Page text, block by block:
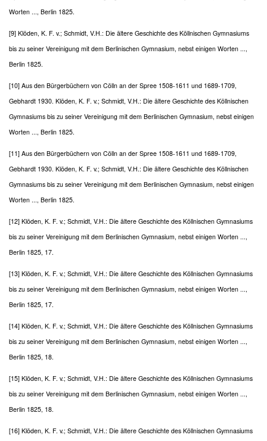
Worten ..., Berlin 1825.
[9] Klöden, K. F. v.; Schmidt, V.H.: Die ältere Geschichte des Köllnischen Gymnasiums
bis zu seiner Vereinigung mit dem Berlinischen Gymnasium, nebst einigen Worten ...,
Berlin 1825.
[10] Aus den Bürgerbüchern von Cölln an der Spree 1508-1611 und 1689-1709,
Gebhardt 1930. Klöden, K. F. v.; Schmidt, V.H.: Die ältere Geschichte des Köllnischen
Gymnasiums bis zu seiner Vereinigung mit dem Berlinischen Gymnasium, nebst einigen
Worten ..., Berlin 1825.
[11] Aus den Bürgerbüchern von Cölln an der Spree 1508-1611 und 1689-1709,
Gebhardt 1930. Klöden, K. F. v.; Schmidt, V.H.: Die ältere Geschichte des Köllnischen
Gymnasiums bis zu seiner Vereinigung mit dem Berlinischen Gymnasium, nebst einigen
Worten ..., Berlin 1825.
[12] Klöden, K. F. v.; Schmidt, V.H.: Die ältere Geschichte des Köllnischen Gymnasiums
bis zu seiner Vereinigung mit dem Berlinischen Gymnasium, nebst einigen Worten ...,
Berlin 1825, 17.
[13] Klöden, K. F. v.; Schmidt, V.H.: Die ältere Geschichte des Köllnischen Gymnasiums
bis zu seiner Vereinigung mit dem Berlinischen Gymnasium, nebst einigen Worten ...,
Berlin 1825, 17.
[14] Klöden, K. F. v.; Schmidt, V.H.: Die ältere Geschichte des Köllnischen Gymnasiums
bis zu seiner Vereinigung mit dem Berlinischen Gymnasium, nebst einigen Worten ...,
Berlin 1825, 18.
[15] Klöden, K. F. v.; Schmidt, V.H.: Die ältere Geschichte des Köllnischen Gymnasiums
bis zu seiner Vereinigung mit dem Berlinischen Gymnasium, nebst einigen Worten ...,
Berlin 1825, 18.
[16] Klöden, K. F. v.; Schmidt, V.H.: Die ältere Geschichte des Köllnischen Gymnasiums